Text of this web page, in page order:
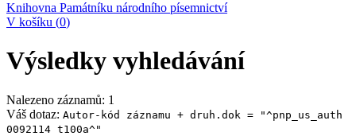
Knihovna Památníku národního písemnictví
V košíku (0)
Výsledky vyhledávání
Nalezeno záznamů: 1
Váš dotaz: Autor-kód záznamu + druh.dok = "^pnp_us_auth
0092114 t100a^"